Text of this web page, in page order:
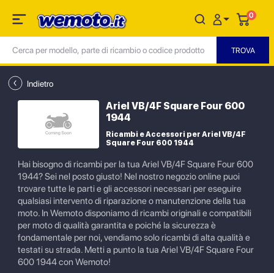
0
Indietro
Ariel VB/4F Square Four 600
1944
Ricambi e Accessori per Ariel VB/4F
Square Four 600 1944
Hai bisogno di ricambi per la tua Ariel VB/4F Square Four 600
1944? Sei nel posto giusto! Nel nostro negozio online puoi
trovare tutte le parti e gli accessori necessari per eseguire
qualsiasi intervento di riparazione o manutenzione della tua
moto. In Wemoto disponiamo di ricambi originali e compatibili
per moto di qualità garantita e poiché la sicurezza è
fondamentale per noi, vendiamo solo ricambi di alta qualità e
testati su strada. Metti a punto la tua Ariel VB/4F Square Four
600 1944 con Wemoto!